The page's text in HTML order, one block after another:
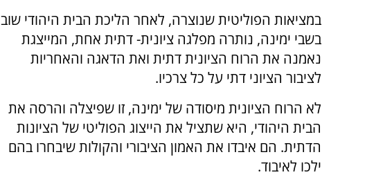
במציאות הפוליטית שנוצרה, לאחר הליכת הבית היהודי שוב
בשבי ימינה, נותרה מפלגה ציונית- דתית אחת, המייצגת
נאמנה את הרוח הציונית דתית ואת הדאגה והאחריות
לציבור הציוני דתי על כל צרכיו.
לא הרוח הציונית מיסודה של ימינה, זו שפיצלה והרסה את
הבית היהודי, היא שתציל את הייצוג הפוליטי של הציונות
הדתית. הם איבדו את האמון הציבורי והקולות שיבחרו בהם
ילכו לאיבוד.